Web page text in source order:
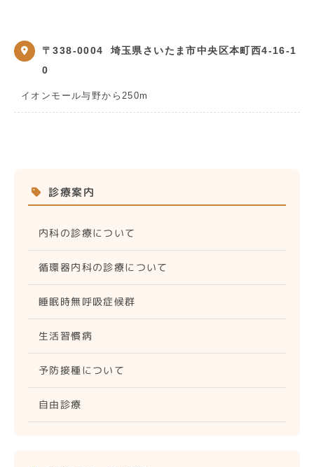
〒338-0004
埼玉県さいたま市中央区本町西4-16-1
0
イオンモール与野から250m
診療案内
内科の診療について
循環器内科の診療について
睡眠時無呼吸症候群
生活習慣病
予防接種について
自由診療